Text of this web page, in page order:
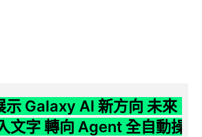
Galaxy AI 新方向 未來
文字 轉向 Agent 全自動操